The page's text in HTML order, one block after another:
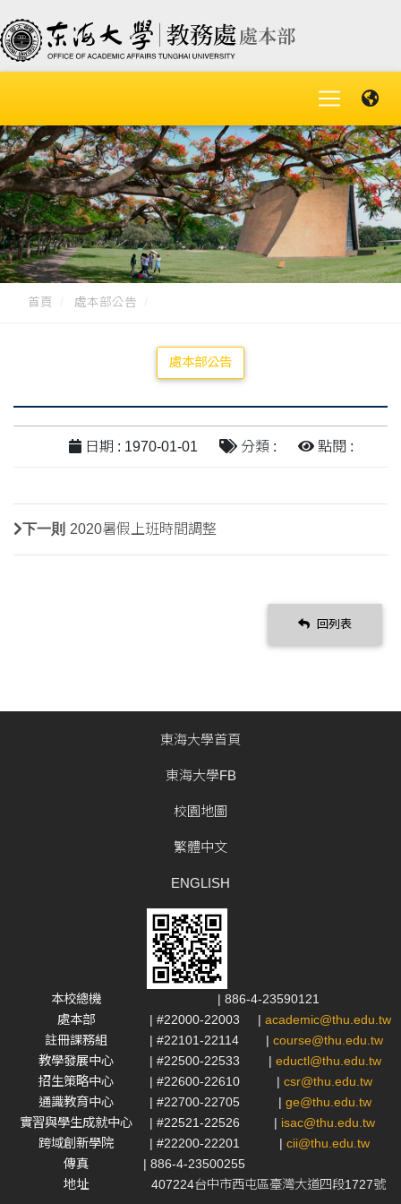
首頁 處本部公告
處本部公告
日期 : 1970-01-01 分類 : 點閱 :
下一則 2020暑假上班時間調整
回列表
東海大學首頁
東海大學FB
校園地圖
繁體中文
ENGLISH
本校總機
| 886-4-23590121
處本部
| #22000-22003 | academic@thu.edu.tw
註冊課務組
| #22101-22114 | course@thu.edu.tw
教學發展中心
| #22500-22533 | eductl@thu.edu.tw
招生策略中心
| #22600-22610 | csr@thu.edu.tw
通識教育中心
| #22700-22705 | ge@thu.edu.tw
實習與學生成就中心
| #22521-22526 | isac@thu.edu.tw
跨域創新學院
| #22200-22201 | cii@thu.edu.tw
傳真
| 886-4-23500255
地址
407224台中市西屯區臺灣大道四段1727號